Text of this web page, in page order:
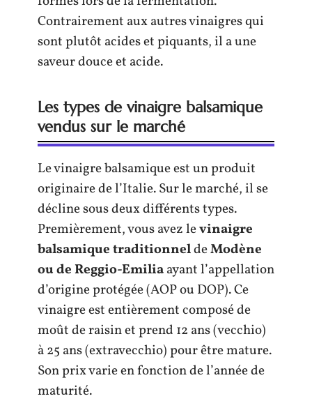
Contrairement aux autres vinaigres qui
sont plutôt acides et piquants, il a une
saveur douce et acide.
Les types de vinaigre balsamique
vendus sur le marché
Le vinaigre balsamique est un produit
originaire de l’Italie. Sur le marché, il se
décline sous deux différents types.
Premièrement, vous avez levinaigre
balsamique traditionneldeModène
ou de Reggio-Emiliaayant l’appellation
d’origine protégée (AOP ou DOP). Ce
vinaigre est entièrement composé de
moût de raisin et prend 12 ans (vecchio)
à 25 ans (extravecchio) pour être mature.
Son prix varie en fonction de l’année de
maturité.